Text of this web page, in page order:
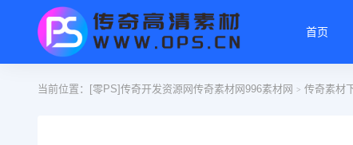
首页
当前位置： [零PS]传奇开发资源网传奇素材网996素材网 > 传奇素材